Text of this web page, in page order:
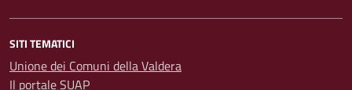
SITI TEMATICI
Unione dei Comuni della Valdera
Il portale SUAP